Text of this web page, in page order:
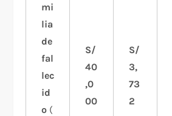
mi
lia
de
fal
lec
id
o (
S/
40
,0
00
S/
3,
73
2